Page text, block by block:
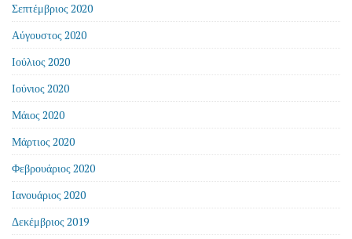
Σεπτέμβριος 2020
Αύγουστος 2020
Ιούλιος 2020
Ιούνιος 2020
Μάιος 2020
Μάρτιος 2020
Φεβρουάριος 2020
Ιανουάριος 2020
Δεκέμβριος 2019